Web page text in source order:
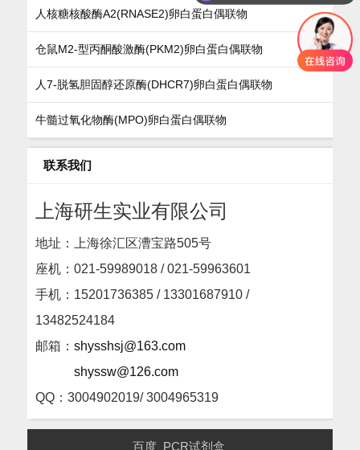
人核糖核酸酶A2(RNASE2)卵白蛋白偶联物
仓鼠M2-型丙酮酸激酶(PKM2)卵白蛋白偶联物
人7-脱氢胆固醇还原酶(DHCR7)卵白蛋白偶联物
牛髓过氧化物酶(MPO)卵白蛋白偶联物
联系我们
上海研生实业有限公司
地址：上海徐汇区漕宝路505号
座机： 021-59989018 / 021-59963601
手机：15201736385 / 13301687910 /
13482524184
邮箱： shysshsj@163.com
shyssw@126.com
QQ：3004902019/ 3004965319
百度 PCR试剂盒